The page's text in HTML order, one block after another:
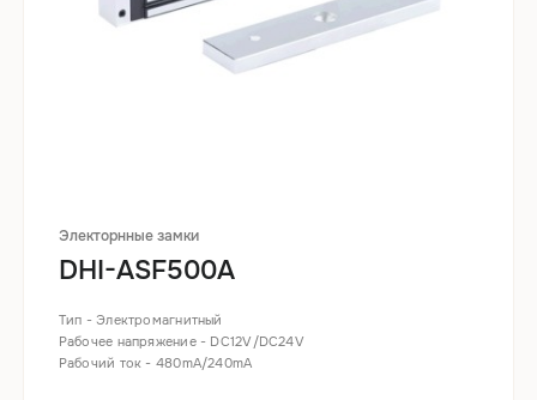
Электорнные замки
DHI-ASF500A
Тип - Электромагнитный
Рабочее напряжение - DC12V/DC24V
Рабочий ток - 480mA/240mA